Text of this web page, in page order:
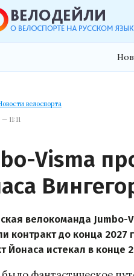
велоспорта
11:11
Visma
велокоманда Jumbo-
контракт до конца
Йонаса истекал в